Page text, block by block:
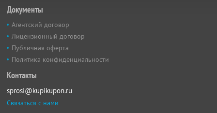
Документы
Агентский договор
Лицензионный договор
Публичная оферта
Политика конфиденциальности
Контакты
sprosi@kupikupon.ru
Связаться с нами